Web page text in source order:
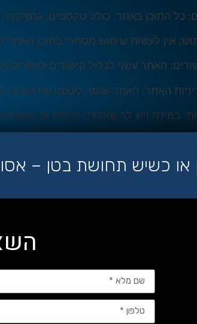
כל התוכן באתר, כולל טקסטים, גרפיקות,
אין לעשות שימוש מסחרי בתוכן
האתר עשוי לכלול קישורים לאתרים
האתר שומר לעצמו את הזכות
במידה ויש לך שאלות, הערות או בקשות
כשיש תחושת בטן –